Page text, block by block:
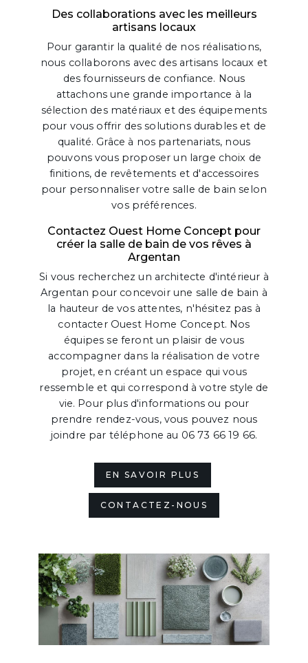
Des collaborations avec les meilleurs
artisans locaux
Pour garantir la qualité de nos réalisations,
nous collaborons avec des artisans locaux et
des fournisseurs de confiance. Nous
attachons une grande importance à la
sélection des matériaux et des équipements
pour vous offrir des solutions durables et de
qualité. Grâce à nos partenariats, nous
pouvons vous proposer un large choix de
finitions, de revêtements et d'accessoires
pour personnaliser votre salle de bain selon
vos préférences.
Contactez Ouest Home Concept pour
créer la salle de bain de vos rêves à
Argentan
Si vous recherchez un architecte d'intérieur à
Argentan pour concevoir une salle de bain à
la hauteur de vos attentes, n'hésitez pas à
contacter Ouest Home Concept. Nos
équipes se feront un plaisir de vous
accompagner dans la réalisation de votre
projet, en créant un espace qui vous
ressemble et qui correspond à votre style de
vie. Pour plus d'informations ou pour
prendre rendez-vous, vous pouvez nous
joindre par téléphone au 06 73 66 19 66.
EN SAVOIR PLUS
CONTACTEZ-NOUS